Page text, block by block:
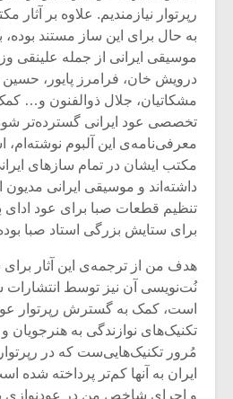
رپرتوار نیازمندیم. علاوه بر آثار
به حال برای این ساز مستند بوده،
موسیقی ایرانی از جمله علینقی
درویش خان، فرامرز پایور، حسین
مشکاتیان، جلال ذوالفنون و… کمک
تخصصی عود ایرانی گسترده‌تر
معرفی‌نامه‌ی این آلبوم نوشته‌ام،
مکتب ایشان در تمام سازهای
داشته‌اند و موسیقی ایرانی
تنظیم قطعات صبا برای عود
برای ستایش بزرگی استاد صبا
هدف من از ترجمه‌ی این آثار
نُت‌نویسی آن نیز توسط انتشارات
است، کمک به گسترش رپرتوار
تکنیک‌های نوازندگی به هنرجویان
مُرور تکنیک‌هایی‌ست که در
ایران به آنها کم‌تر پرداخته شده
و اجرای شاخص من در عودنوازی